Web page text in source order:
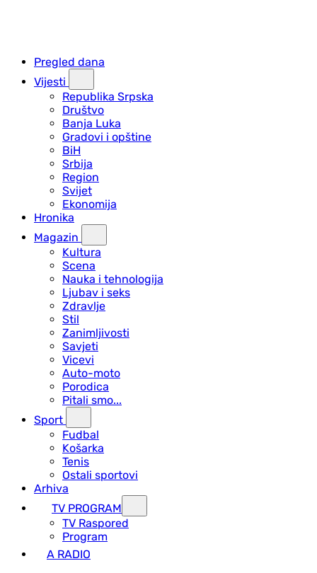
Pregled dana
Vijesti
Republika Srpska
Društvo
Banja Luka
Gradovi i opštine
BiH
Srbija
Region
Svijet
Ekonomija
Hronika
Magazin
Kultura
Scena
Nauka i tehnologija
Ljubav i seks
Zdravlje
Stil
Zanimljivosti
Savjeti
Vicevi
Auto-moto
Porodica
Pitali smo...
Sport
Fudbal
Košarka
Tenis
Ostali sportovi
Arhiva
TV PROGRAM
ТV Raspored
Program
A RADIO